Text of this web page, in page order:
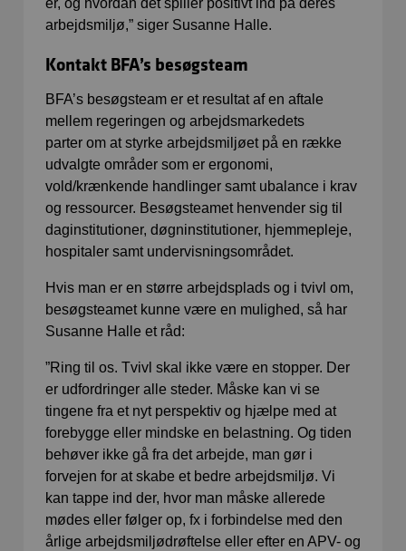
er, og hvordan det spiller positivt ind på deres
arbejdsmiljø,” siger Susanne Halle.
Kontakt BFA’s besøgsteam
BFA’s besøgsteam er et resultat af en aftale
mellem regeringen og arbejdsmarkedets
parter om at styrke arbejdsmiljøet på en række
udvalgte områder som er ergonomi,
vold/krænkende handlinger samt ubalance i krav
og ressourcer. Besøgsteamet henvender sig til
daginstitutioner, døgninstitutioner, hjemmepleje,
hospitaler samt undervisningsområdet.
Hvis man er en større arbejdsplads og i tvivl om,
besøgsteamet kunne være en mulighed, så har
Susanne Halle et råd:
”Ring til os. Tvivl skal ikke være en stopper. Der
er udfordringer alle steder. Måske kan vi se
tingene fra et nyt perspektiv og hjælpe med at
forebygge eller mindske en belastning. Og tiden
behøver ikke gå fra det arbejde, man gør i
forvejen for at skabe et bedre arbejdsmiljø. Vi
kan tappe ind der, hvor man måske allerede
mødes eller følger op, fx i forbindelse med den
årlige arbejdsmiljødrøftelse eller efter en APV- og